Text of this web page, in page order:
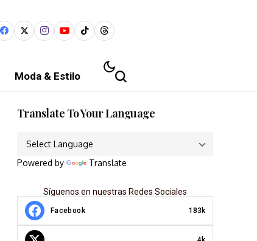
Moda & Estilo
Translate To Your Language
Powered by Translate
Síguenos en nuestras Redes Sociales
Facebook 183k